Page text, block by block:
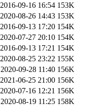
2016-09-16 16:54 153K
2020-08-26 14:43 153K
2016-09-13 17:20 154K
2020-07-27 20:10 154K
2016-09-13 17:21 154K
2020-08-25 23:22 155K
2020-09-28 11:40 156K
2021-06-25 21:00 156K
2020-07-16 12:21 156K
2020-08-19 11:25 158K